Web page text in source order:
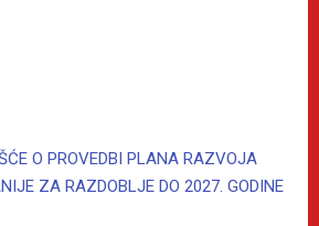
O PROVEDBI PLANA RAZVOJA
ZA RAZDOBLJE DO 2027. GODINE